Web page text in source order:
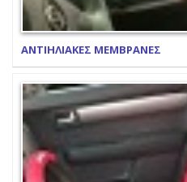
ΑΝΤΙΗΛΙΑΚΕΣ ΜΕΜΒΡΑΝΕΣ